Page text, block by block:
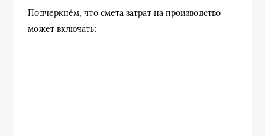
Подчеркнём, что смета затрат на производство
может включать: